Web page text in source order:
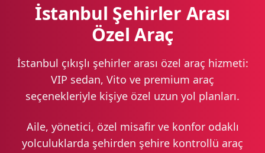
İstanbul Şehirler Arası
Özel Araç
İstanbul çıkışlı şehirler arası özel araç hizmeti:
VIP sedan, Vito ve premium araç
seçenekleriyle kişiye özel uzun yol planları.
Aile, yönetici, özel misafir ve konfor odaklı
yolculuklarda şehirden şehire kontrollü araç